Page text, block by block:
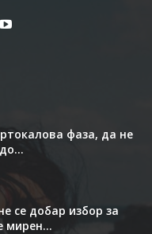
фаза, да не
се добар избор за
мирен...